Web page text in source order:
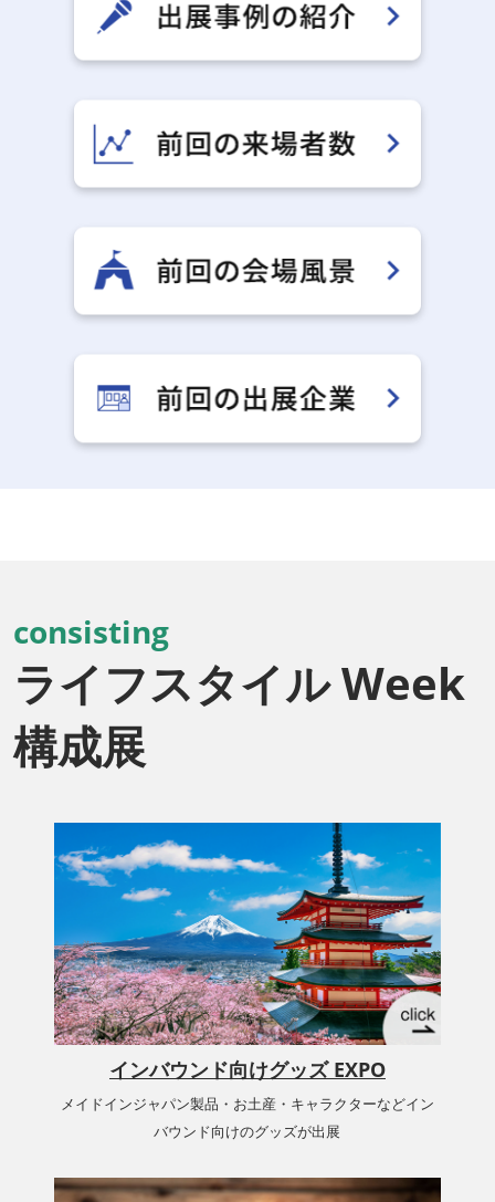
consisting
ライフスタイル Week
構成展
インバウンド向けグッズ EXPO
メイドインジャパン製品・お土産・キャラクターなどイン
バウンド向けのグッズが出展